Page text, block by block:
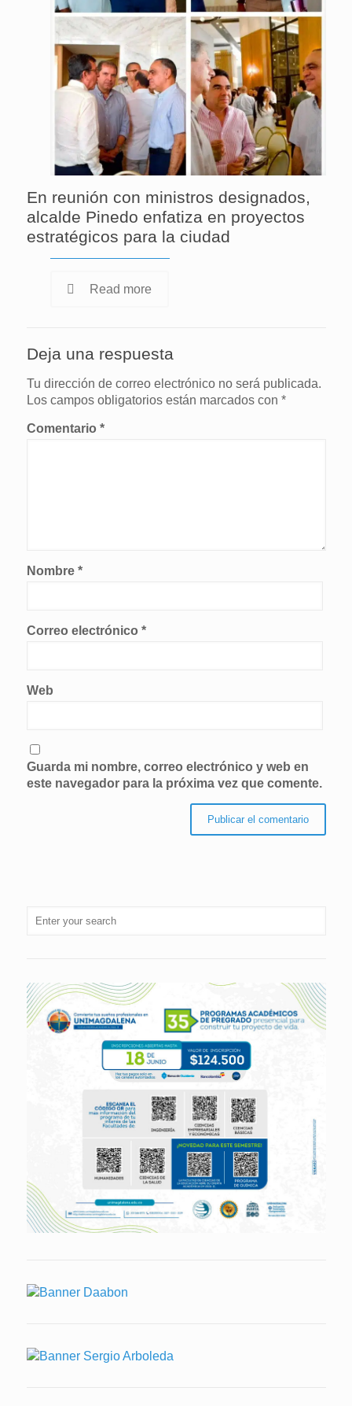
En reunión con ministros designados,
alcalde Pinedo enfatiza en proyectos
estratégicos para la ciudad
Read more
Deja una respuesta
Tu dirección de correo electrónico no será publicada.
Los campos obligatorios están marcados con *
Comentario *
Nombre *
Correo electrónico *
Web
Guarda mi nombre, correo electrónico y web en
este navegador para la próxima vez que comente.